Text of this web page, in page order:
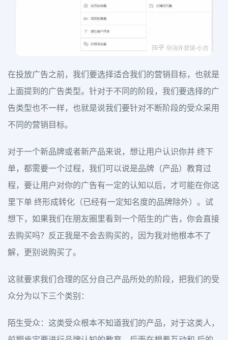
在投放广告之前，我们要选择适合我们的营销目标，也就是
上面提到的广告类型。针对于不同的阶段，我们要选择的广
告类型也不一样，也就是说我们要针对不断阶段的受众采用
不同的营销目标。
对于一个新品牌或者新产品来说，想让用户认识你并 终下
单，都需要一个过程，我们可以说是品牌（产品）教育过
程，要让用户对你的广告有一定的认知以后，才可能在你这
里下单 终形成转化（已经有一定知名度的品牌除外）。试
想下，如果我们在朋友圈里看到一个陌生的广告，你会直接
去购买吗？反正我是不会去购买的，因为我对他根本不了
解，更别说购买了。
这就要求我们合理的区分自己产品所处的阶段，把我们的受
众分为以下三个类别：
陌生受众：这类受众根本不知道我们的产品，对于这类人，